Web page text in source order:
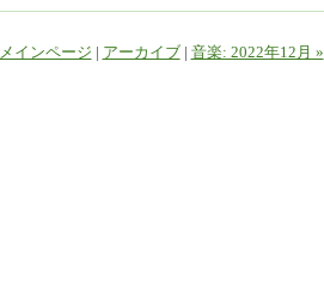
メインページ | アーカイブ| 音楽: 2022年12月 »